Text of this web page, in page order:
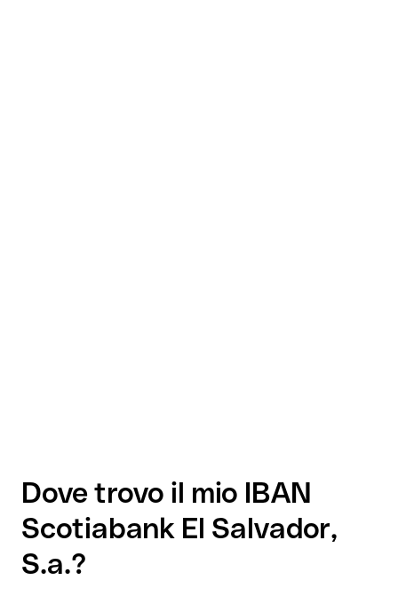
Dove trovo il mio IBAN
Scotiabank El Salvador,
S.a.?